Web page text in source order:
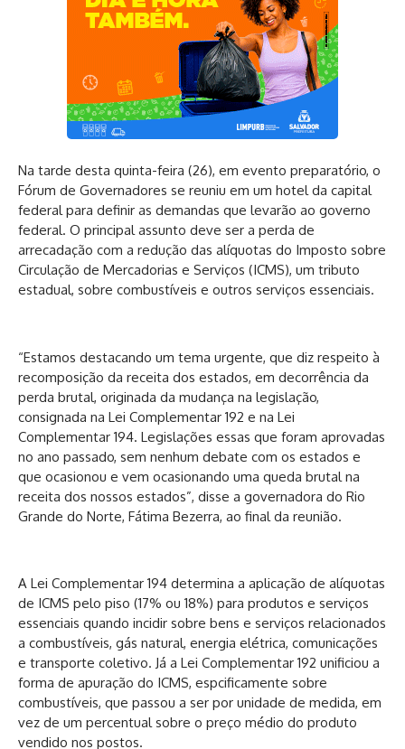
Na tarde desta quinta-feira (26), em evento preparatório, o
Fórum de Governadores se reuniu em um hotel da capital
federal para definir as demandas que levarão ao governo
federal. O principal assunto deve ser a perda de
arrecadação com a redução das alíquotas do Imposto sobre
Circulação de Mercadorias e Serviços (ICMS), um tributo
estadual, sobre combustíveis e outros serviços essenciais.
“Estamos destacando um tema urgente, que diz respeito à
recomposição da receita dos estados, em decorrência da
perda brutal, originada da mudança na legislação,
consignada na Lei Complementar 192 e na Lei
Complementar 194. Legislações essas que foram aprovadas
no ano passado, sem nenhum debate com os estados e
que ocasionou e vem ocasionando uma queda brutal na
receita dos nossos estados”, disse a governadora do Rio
Grande do Norte, Fátima Bezerra, ao final da reunião.
A Lei Complementar 194 determina a aplicação de alíquotas
de ICMS pelo piso (17% ou 18%) para produtos e serviços
essenciais quando incidir sobre bens e serviços relacionados
a combustíveis, gás natural, energia elétrica, comunicações
e transporte coletivo. Já a Lei Complementar 192 unificiou a
forma de apuração do ICMS, espcificamente sobre
combustíveis, que passou a ser por unidade de medida, em
vez de um percentual sobre o preço médio do produto
vendido nos postos.